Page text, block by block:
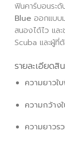
ฟินคาร์บอนระดั
Blue ออกแบบ
สนองได้ไว แล
Scuba และผู้ที่
รายละเอียดสิ
ความยาวใ
ความกว้าง
ความยาว